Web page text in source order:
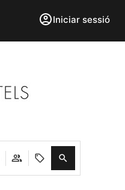
Iniciar sessió